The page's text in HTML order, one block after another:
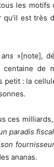
les motifs
qu’il est très
»[note],
de
petit : la
ces
paradis
ananas.